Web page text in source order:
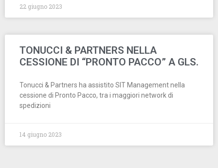
22 giugno 2023
TONUCCI & PARTNERS NELLA
CESSIONE DI “PRONTO PACCO” A GLS.
Tonucci & Partners ha assistito SIT Management nella
cessione di Pronto Pacco, tra i maggiori network di
spedizioni
14 giugno 2023